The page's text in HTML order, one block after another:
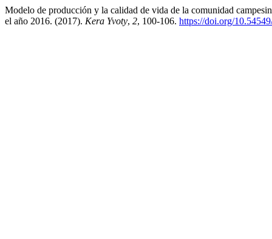
Modelo de producción y la calidad de vida de la comunidad
el año 2016. (2017). Kera Yvoty, 2, 100-106. https://doi.org/